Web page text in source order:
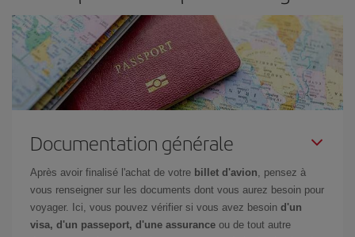
Documentation générale
Après avoir finalisé l'achat de votre billet d'avion , pensez à
vous renseigner sur les documents dont vous aurez besoin pour
voyager. Ici, vous pouvez vérifier si vous avez besoin d'un
visa, d'un passeport, d'une assurance ou de tout autre